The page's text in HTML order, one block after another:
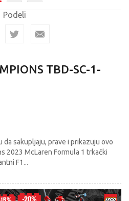
Podeli
TBD-SC-1-
da sakupljaju, prave i prikazuju ovo
2023 McLaren Formula 1 trkački
F1 ...